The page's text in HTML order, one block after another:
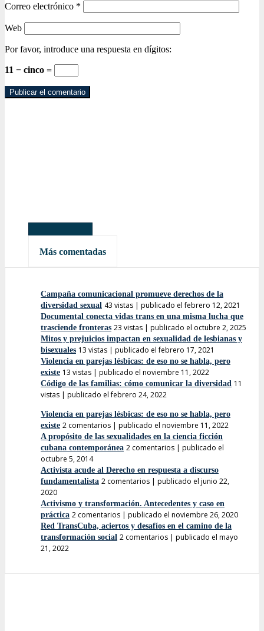
Correo electrónico *
Web
Por favor, introduce una respuesta en dígitos:
11 − cinco =
Más leídas
Más comentadas
Campaña comunicacional promueve derechos de la
diversidad sexual 43 vistas | publicado el febrero 12, 2021
Documental conecta vidas trans en una misma lucha que
trasciende fronteras 23 vistas | publicado el octubre 2, 2025
Mitos y prejuicios impactan en sexualidad de lesbianas y
bisexuales 13 vistas | publicado el febrero 17, 2021
Violencia en parejas lésbicas: de eso no se habla, pero
existe 13 vistas | publicado el noviembre 11, 2022
Código de las familias: cómo comunicar la diversidad 11
vistas | publicado el febrero 24, 2022
Violencia en parejas lésbicas: de eso no se habla, pero
existe 2 comentarios | publicado el noviembre 11, 2022
A propósito de las sexualidades en la ciencia ficción
cubana contemporánea 2 comentarios | publicado el
octubre 5, 2014
Activista acude al Derecho en respuesta a discurso
fundamentalista 2 comentarios | publicado el junio 22,
2020
Activismo y transformación. Antecedentes y caso en
práctica 2 comentarios | publicado el noviembre 26, 2020
Red TransCuba, aciertos y desafíos en el camino de la
transformación social 2 comentarios | publicado el mayo
21, 2022